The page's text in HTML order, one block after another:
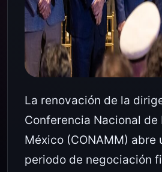
La renovación de la
Conferencia Nacional
México (CONAMM) abre
periodo de negociación